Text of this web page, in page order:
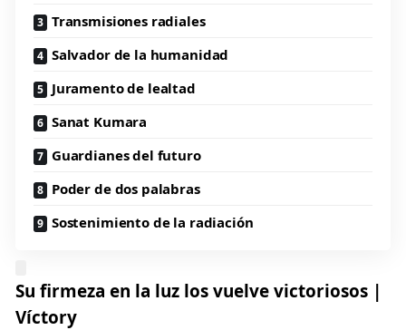
Transmisiones radiales
Salvador de la humanidad
Juramento de lealtad
Sanat Kumara
Guardianes del futuro
Poder de dos palabras
Sostenimiento de la radiación
Su firmeza en la luz los vuelve victoriosos |
Víctory